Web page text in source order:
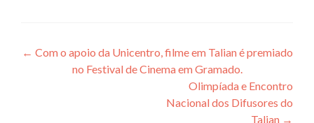
Navegação
← Com o apoio da Unicentro, filme em Talian é premiado
no Festival de Cinema em Gramado.
Olimpíada e Encontro
Nacional dos Difusores do
Talian →